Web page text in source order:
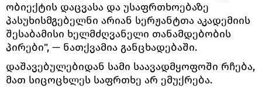
ობიექტის დაცვასა და უსაფრთხოებაზე
პასუხისმგებელნი არიან სერჟანტთა აკადემიის
შესაბამისი ხელმძღვანელი თანამდებობის
პირები", — ნათქვამია განცხადებაში.
დაშავებულებიდან სამი საავადმყოფოში რჩება,
მათ სიცოცხლეს საფრთხე არ ემუქრება.